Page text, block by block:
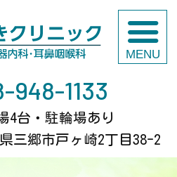
948-1133
4台・駐輪場あり
三郷市戸ヶ崎2丁目38-2